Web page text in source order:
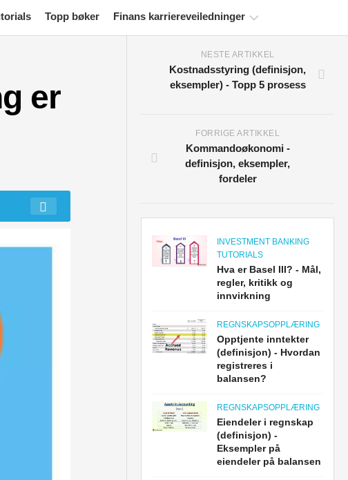
Topp bøker Finans karriereveiledninger
økonomisertifisering
modelleringsveiledninger
er
NESTE ARTIKKEL
Kostnadsstyring (definisjon,
eksempler) - Topp 5 prosess
FORRIGE ARTIKKEL
Kommandoøkonomi -
definisjon, eksempler,
fordeler
INVESTMENT BANKING
TUTORIALS
Hva er Basel III? - Mål,
regler, kritikk og
innvirkning
REGNSKAPSOPPLÆRING
Opptjente inntekter
(definisjon) - Hvordan
registreres i
balansen?
REGNSKAPSOPPLÆRING
Eiendeler i regnskap
(definisjon) -
Eksempler på
eiendeler på balansen